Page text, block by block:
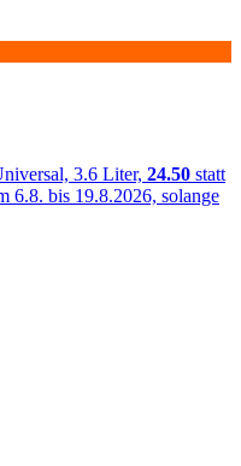
3.6 Liter, 24.50 statt
6.8. bis 19.8.2026, solange